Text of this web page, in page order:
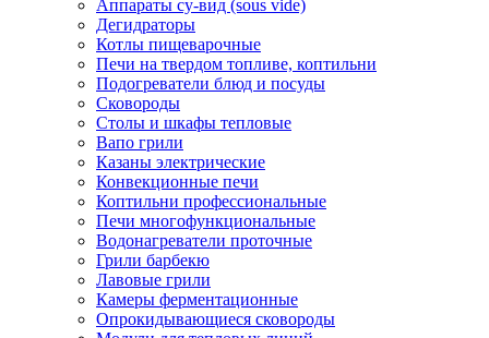
Аппараты су-вид (sous vide)
Дегидраторы
Котлы пищеварочные
Печи на твердом топливе, коптильни
Подогреватели блюд и посуды
Сковороды
Столы и шкафы тепловые
Вапо грили
Казаны электрические
Конвекционные печи
Коптильни профессиональные
Печи многофункциональные
Водонагреватели проточные
Грили барбекю
Лавовые грили
Камеры ферментационные
Опрокидывающиеся сковороды